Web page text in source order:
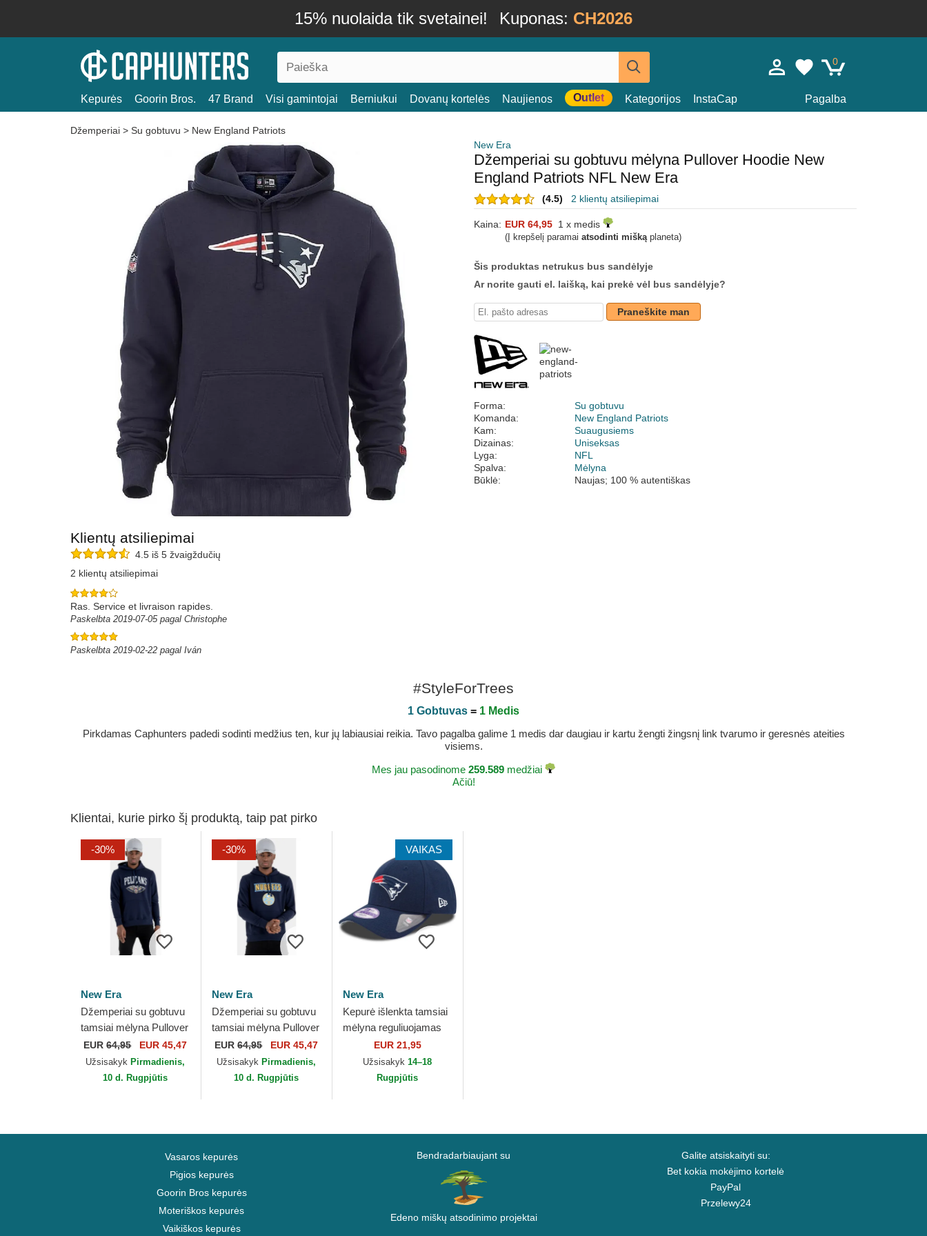
15% nuolaida tik svetainei! Kuponas: CH2026
0
Kepurės Goorin Bros. 47 Brand Visi gamintojai Berniukui Dovanų kortelės Naujienos Outlet Kategorijos InstaCap Pagalba
Džemperiai > Su gobtuvu > New England Patriots
New Era
Džemperiai su gobtuvu mėlyna Pullover Hoodie New
England Patriots NFL New Era
(4.5) 2 klientų atsiliepimai
Kaina: EUR 64,95 1 x medis
(Į krepšelį paramai atsodinti miškąplaneta)
Šis produktas netrukus bus sandėlyje
Ar norite gauti el. laišką, kai prekė vėl bus sandėlyje?
Praneškite man
Forma:
Su gobtuvu
Komanda:
New England Patriots
Kam:
Suaugusiems
Dizainas:
Uniseksas
Lyga:
NFL
Spalva:
Mėlyna
Būklė:
Naujas; 100 % autentiškas
Klientų atsiliepimai
4.5 iš 5 žvaigždučių
2 klientų atsiliepimai
Ras. Service et livraison rapides.
Paskelbta 2019-07-05 pagal Christophe
Paskelbta 2019-02-22 pagal Iván
#StyleForTrees
1 Gobtuvas = 1 Medis
Pirkdamas Caphunters padedi sodinti medžius ten, kur jų labiausiai reikia. Tavo pagalba galime 1 medis dar daugiau ir kartu žengti žingsnį link tvarumo ir geresnės ateities
visiems.
Mes jau pasodinome 259.589 medžiai
Ačiū!
Klientai, kurie pirko šį produktą, taip pat pirko
-30%
New Era
Džemperiai su gobtuvu
tamsiai mėlyna Pullover
Hoody New Orleans
Pelicans NBA New Era
EUR64,95 EUR 45,47
Užsisakyk Pirmadienis,
10 d. Rugpjūtis
-30%
New Era
Džemperiai su gobtuvu
tamsiai mėlyna Pullover
Hoody Denver Nuggets
NBA New Era
EUR64,95 EUR 45,47
Užsisakyk Pirmadienis,
10 d. Rugpjūtis
VAIKAS
New Era
Kepurė išlenkta tamsiai
mėlyna reguliuojamas
vaikams 9FORTY The
League New England
Patriots NFL...
EUR 21,95
Užsisakyk14–18
Rugpjūtis
Vasaros kepurės
Pigios kepurės
Goorin Bros kepurės
Moteriškos kepurės
Vaikiškos kepurės
Bendradarbiaujant su
Edeno miškų atsodinimo projektai
Galite atsiskaityti su:
Bet kokia mokėjimo kortelė
PayPal
Przelewy24